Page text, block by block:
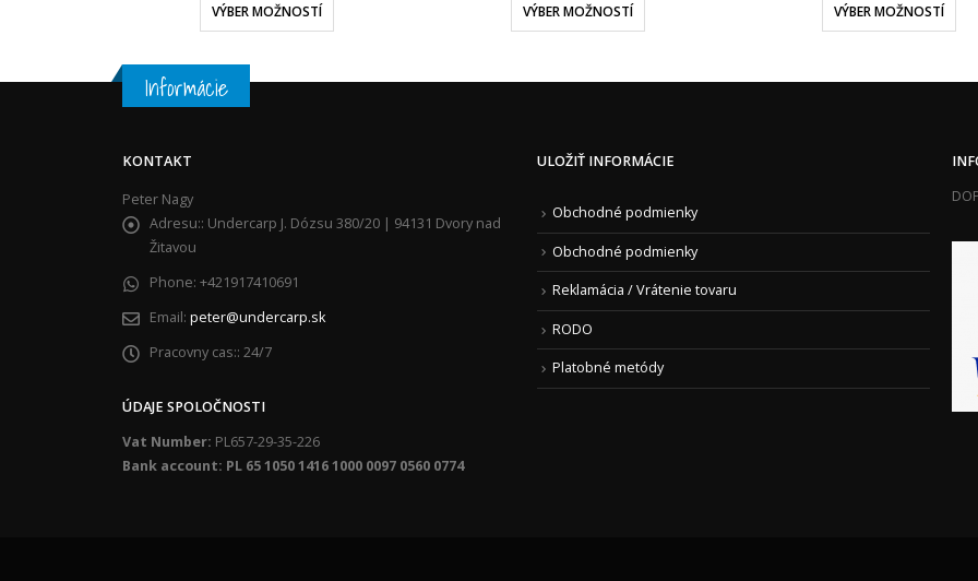
VÝBER MOŽNOSTÍ VÝBER MOŽNOSTÍ VÝBER MOŽNOSTÍ
Informácie
KONTAKT
Peter Nagy
Adresu:: Undercarp J. Dózsu 380/20 | 94131 Dvory nad
Žitavou
Phone: +421917410691
Email: peter@undercarp.sk
Pracovny cas:: 24/7
ÚDAJE SPOLOČNOSTI
Vat Number: PL657-29-35-226
Bank account: PL 65 1050 1416 1000 0097 0560 0774
ULOŽIŤ INFORMÁCIE
Obchodné podmienky
Obchodné podmienky
Reklamácia / Vrátenie tovaru
RODO
Platobné metódy